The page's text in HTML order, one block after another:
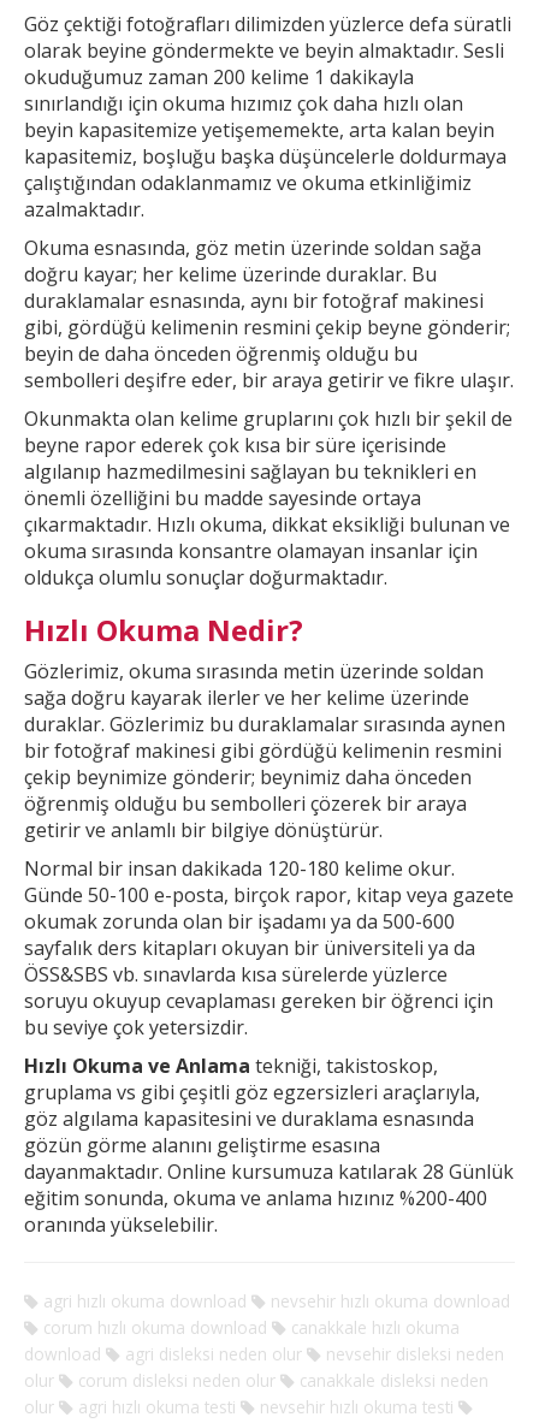
Göz çektiği fotoğrafları dilimizden yüzlerce defa süratli
olarak beyine göndermekte ve beyin almaktadır. Sesli
okuduğumuz zaman 200 kelime 1 dakikayla
sınırlandığı için okuma hızımız çok daha hızlı olan
beyin kapasitemize yetişememekte, arta kalan beyin
kapasitemiz, boşluğu başka düşüncelerle doldurmaya
çalıştığından odaklanmamız ve okuma etkinliğimiz
azalmaktadır.
Okuma esnasında, göz metin üzerinde soldan sağa
doğru kayar; her kelime üzerinde duraklar. Bu
duraklamalar esnasında, aynı bir fotoğraf makinesi
gibi, gördüğü kelimenin resmini çekip beyne gönderir;
beyin de daha önceden öğrenmiş olduğu bu
sembolleri deşifre eder, bir araya getirir ve fikre ulaşır.
Okunmakta olan kelime gruplarını çok hızlı bir şekil de
beyne rapor ederek çok kısa bir süre içerisinde
algılanıp hazmedilmesini sağlayan bu teknikleri en
önemli özelliğini bu madde sayesinde ortaya
çıkarmaktadır. Hızlı okuma, dikkateksikliği bulunan ve
okuma sırasında konsantre olamayan insanlar için
oldukça olumlu sonuçlar doğurmaktadır.
Hızlı Okuma Nedir?
Gözlerimiz, okuma sırasında metin üzerinde soldan
sağa doğru kayarak ilerler ve her kelime üzerinde
duraklar. Gözlerimiz bu duraklamalar sırasında aynen
bir fotoğraf makinesi gibi gördüğü kelimenin resmini
çekip beynimize gönderir; beynimiz daha önceden
öğrenmiş olduğu bu sembolleri çözerek bir araya
getirir ve anlamlı bir bilgiye dönüştürür.
Normal bir insan dakikada 120-180 kelime okur.
Günde 50-100 e-posta, birçok rapor, kitap veya gazete
okumak zorunda olan bir işadamı ya da 500-600
sayfalık ders kitapları okuyan bir üniversiteli ya da
ÖSS&SBS vb. sınavlarda kısa sürelerde yüzlerce
soruyu okuyup cevaplaması gereken bir öğrenci için
bu seviye çok yetersizdir.
Hızlı Okuma ve Anlama tekniği, takistoskop,
gruplama vs gibi çeşitli göz egzersizleri araçlarıyla,
göz algılama kapasitesini ve duraklama esnasında
gözün görme alanını geliştirme esasına
dayanmaktadır. Online kursumuza katılarak 28 Günlük
eğitim sonunda, okuma ve anlama hızınız %200-400
oranında yükselebilir.
agri hızlı okuma download
nevsehir hızlı okuma download
corum hızlı okuma download
canakkale hızlı okuma
download
agri disleksi neden olur
nevsehir disleksi neden
olur
corum disleksi neden olur
canakkale disleksi neden
olur
agri hızlı okuma testi
nevsehir hızlı okuma testi